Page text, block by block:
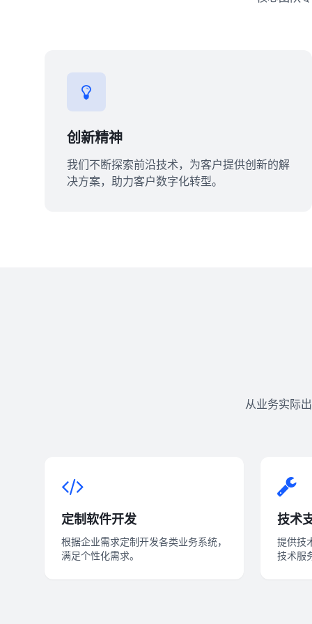
创新精神
我们不断探索前沿技术，为客户提供创新的解
决方案，助力客户数字化转型。
从业务实际
定制软件开发
根据企业需求定制开发各类业务系统，
满足个性化需求。
技术
提供技
技术服